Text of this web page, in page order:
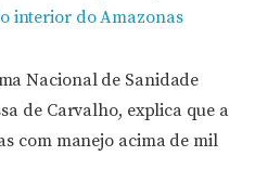
interior do Amazonas
Nacional de Sanidade
de Carvalho, explica que a
com manejo acima de mil